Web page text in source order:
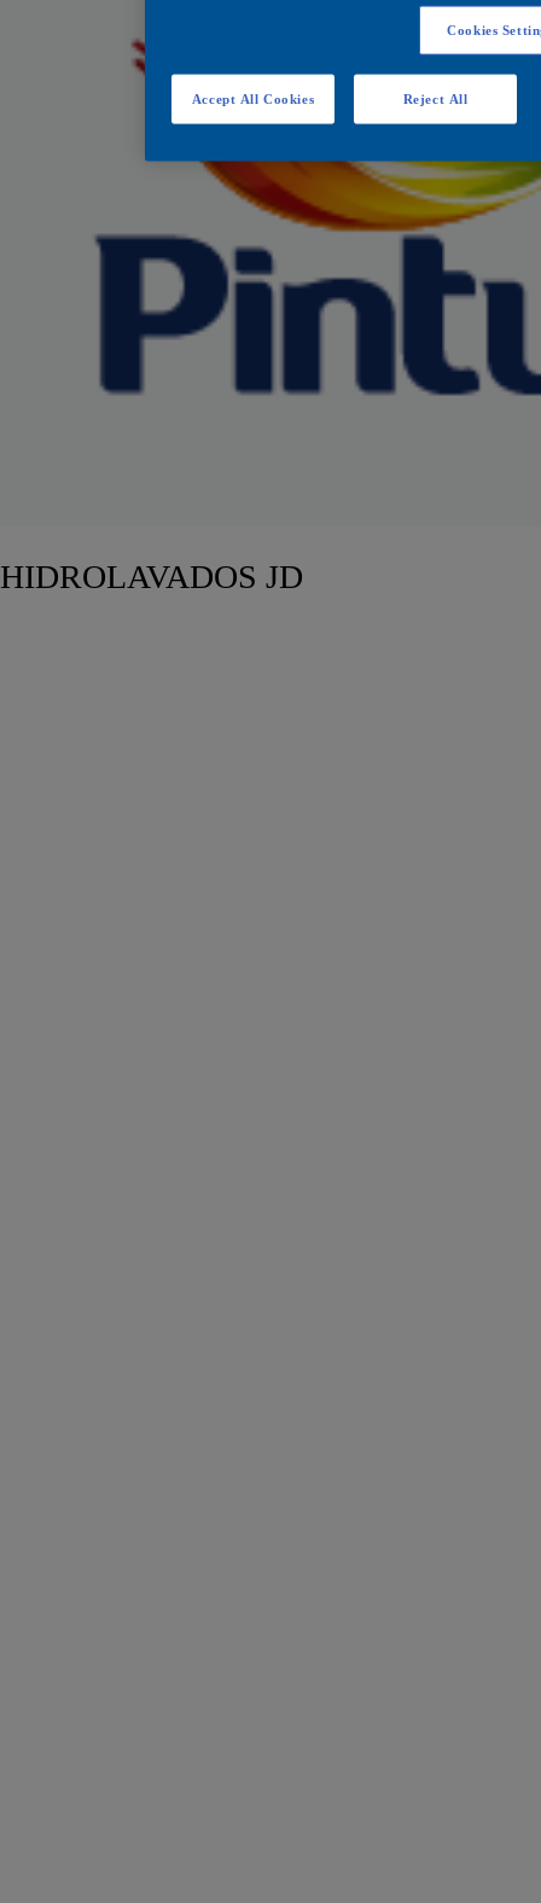
HIDROLAVADOS JD
Cookies
Reject All
Accept All Cookies